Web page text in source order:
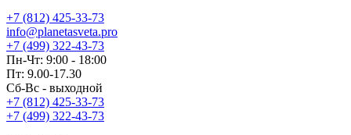
+7 (812) 425-33-73
info@planetasveta.pro
+7 (499) 322-43-73
Пн-Чт: 9:00 - 18:00
Пт: 9.00-17.30
Сб-Вс - выходной
+7 (812) 425-33-73
+7 (499) 322-43-73